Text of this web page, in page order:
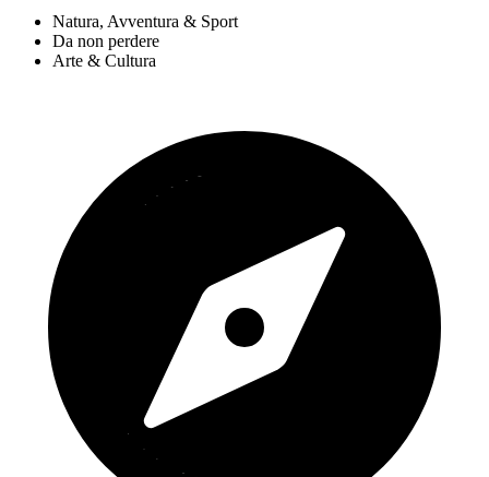
Natura, Avventura & Sport
Da non perdere
Arte & Cultura